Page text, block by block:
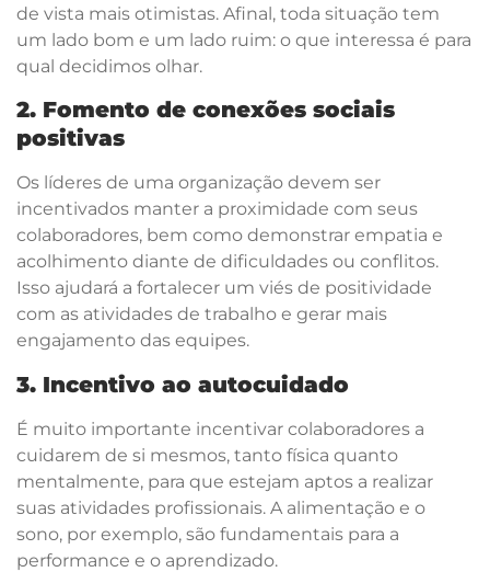
de vista mais otimistas. Afinal, toda situação tem
um lado bom e um lado ruim: o que interessa é para
qual decidimos olhar.
2. Fomento de conexões sociais
positivas
Os líderes de uma organização devem ser
incentivados manter a proximidade com seus
colaboradores, bem como demonstrar empatia e
acolhimento diante de dificuldades ou conflitos.
Isso ajudará a fortalecer um viés de positividade
com as atividades de trabalho e gerar mais
engajamento das equipes.
3. Incentivo ao autocuidado
É muito importante incentivar colaboradores a
cuidarem de si mesmos, tanto física quanto
mentalmente, para que estejam aptos a realizar
suas atividades profissionais. A alimentação e o
sono, por exemplo, são fundamentais para a
performance e o aprendizado.